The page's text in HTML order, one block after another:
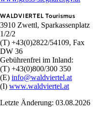
WALDVIERTEL Tourismus
3910 Zwettl, Sparkassenplatz
1/2/2
(T) +43(0)2822/54109, Fax
DW 36
Gebührenfrei im Inland:
(T) +43(0)800/300 350
(E) info@waldviertel.at
(I) www.waldviertel.at
Letzte Änderung: 03.08.2026